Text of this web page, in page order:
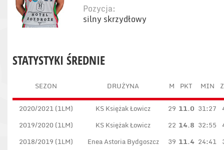
Pozycja:
silny skrzydłowy
STATYSTYKI ŚREDNIE
SEZON DRUŻYNA M PKT MIN
2020/2021 (1LM) KS Księżak Łowicz 29 11.0 31:27
2019/2020 (1LM)
KS Księżak Łowicz 22 14.8 32:55
2018/2019 (1LM)
Enea Astoria Bydgoszcz 39 11.4 24:41